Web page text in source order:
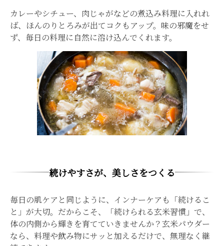
カレーやシチュー、肉じゃがなどの煮込み料理に入れれ
ば、ほんのりとろみが出てコクもアップ。味の邪魔をせ
ず、毎日の料理に自然に溶け込んでくれます。
続けやすさが、美しさをつくる
毎日の肌ケアと同じように、インナーケアも「続けるこ
と」が大切。だからこそ、「続けられる玄米習慣」で、
体の内側から輝きを育てていきませんか？玄米パウダー
なら、料理や飲み物にサッと加えるだけで、無理なく継